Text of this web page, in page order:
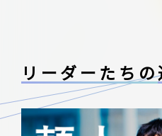
リーダーたちの